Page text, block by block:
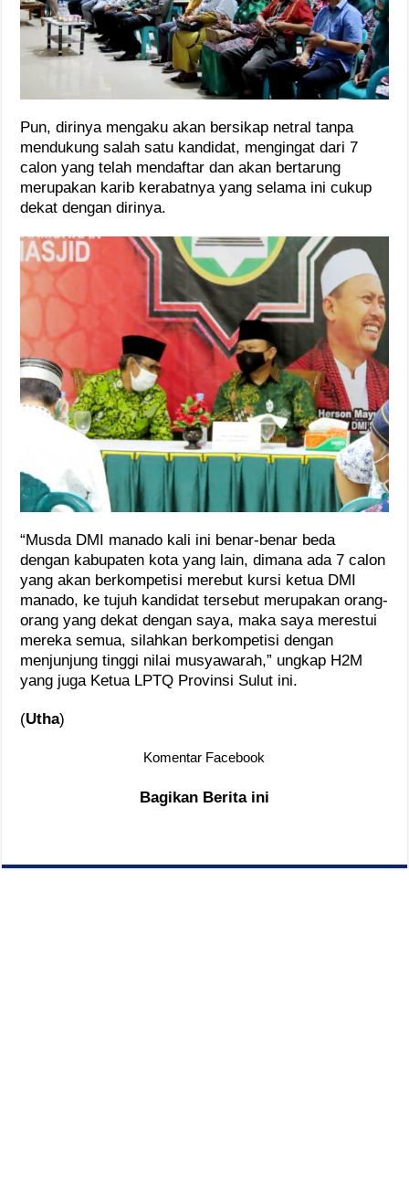
Pun, dirinya mengaku akan bersikap netral tanpa
mendukung salah satu kandidat, mengingat dari 7
calon yang telah mendaftar dan akan bertarung
merupakan karib kerabatnya yang selama ini cukup
dekat dengan dirinya.
“Musda DMI manado kali ini benar-benar beda
dengan kabupaten kota yang lain, dimana ada 7 calon
yang akan berkompetisi merebut kursi ketua DMI
manado, ke tujuh kandidat tersebut merupakan orang-
orang yang dekat dengan saya, maka saya merestui
mereka semua, silahkan berkompetisi dengan
menjunjung tinggi nilai musyawarah,” ungkap H2M
yang juga Ketua LPTQ Provinsi Sulut ini.
(Utha)
Komentar Facebook
Bagikan Berita ini